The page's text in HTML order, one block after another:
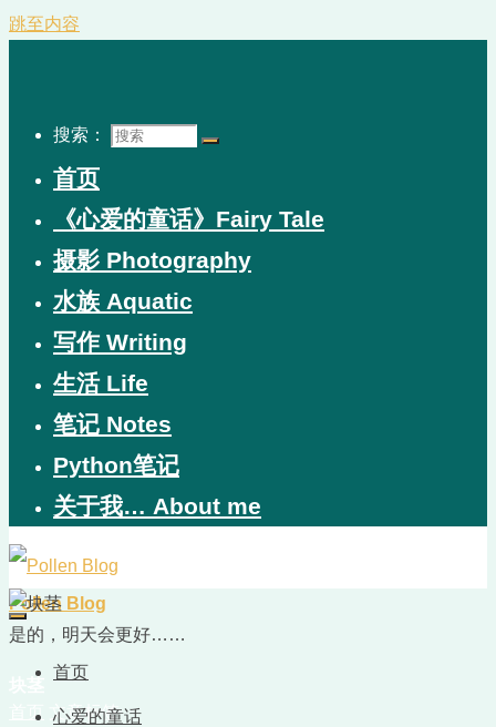
跳至内容
搜索：
首页
《心爱的童话》Fairy Tale
摄影 Photography
水族 Aquatic
写作 Writing
生活 Life
笔记 Notes
Python笔记
关于我… About me
Pollen Blog
是的，明天会更好……
首页
心爱的童话
首页
文章标签